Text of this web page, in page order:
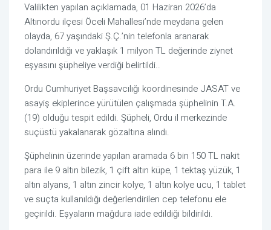
Valilikten yapılan açıklamada, 01 Haziran 2026’da
Altınordu ilçesi Öceli Mahallesi’nde meydana gelen
olayda, 67 yaşındaki Ş.Ç.’nin telefonla aranarak
dolandırıldığı ve yaklaşık 1 milyon TL değerinde ziynet
eşyasını şüpheliye verdiği belirtildi..
Ordu Cumhuriyet Başsavcılığı koordinesinde JASAT ve
asayiş ekiplerince yürütülen çalışmada şüphelinin T.A.
(19) olduğu tespit edildi. Şüpheli, Ordu il merkezinde
suçüstü yakalanarak gözaltına alındı.
Şüphelinin üzerinde yapılan aramada 6 bin 150 TL nakit
para ile 9 altın bilezik, 1 çift altın küpe, 1 tektaş yüzük, 1
altın alyans, 1 altın zincir kolye, 1 altın kolye ucu, 1 tablet
ve suçta kullanıldığı değerlendirilen cep telefonu ele
geçirildi. Eşyaların mağdura iade edildiği bildirildi.